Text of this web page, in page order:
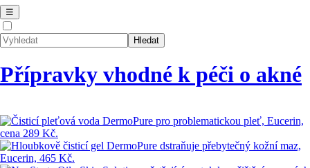
☰
Přípravky vhodné k péči o akné